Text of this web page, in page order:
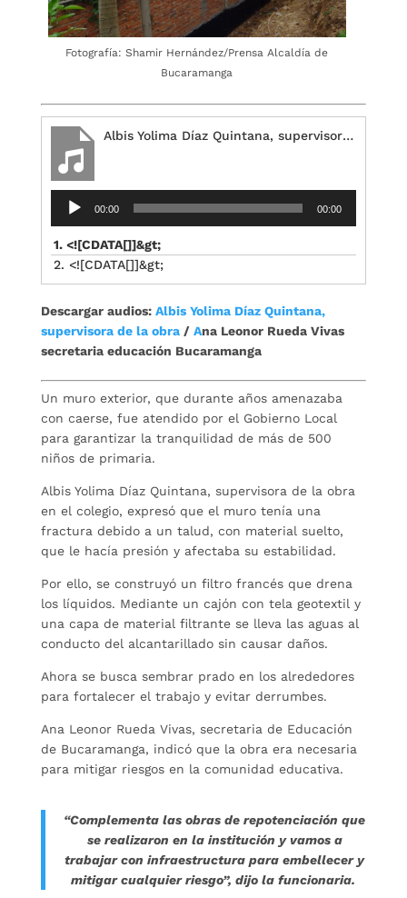
Fotografía: Shamir Hernández/Prensa Alcaldía de
Bucaramanga
Albis Yolima Díaz Quintana, supervisora de la obra
Reproductor
00:00 00:00
1. <![CDATA[]]&gt;
2. <![CDATA[]]&gt;
Descargar audios: Albis Yolima Díaz Quintana,
supervisora de la obra/ Ana Leonor Rueda Vivas
secretaria educación Bucaramanga
Un muro exterior, que durante años amenazaba
con caerse, fue atendido por el Gobierno Local
para garantizar la tranquilidad de más de 500
niños de primaria.
Albis Yolima Díaz Quintana, supervisora de la obra
en el colegio, expresó que el muro tenía una
fractura debido a un talud, con material suelto,
que le hacía presión y afectaba su estabilidad.
Por ello, se construyó un filtro francés que drena
los líquidos. Mediante un cajón con tela geotextil y
una capa de material filtrante se lleva las aguas al
conducto del alcantarillado sin causar daños.
Ahora se busca sembrar prado en los alrededores
para fortalecer el trabajo y evitar derrumbes.
Ana Leonor Rueda Vivas, secretaria de Educación
de Bucaramanga, indicó que la obra era necesaria
para mitigar riesgos en la comunidad educativa.
“Complementa las obras de repotenciación que
se realizaron en la institución y vamos a
trabajar con infraestructura para embellecer y
mitigar cualquier riesgo”, dijo la funcionaria.